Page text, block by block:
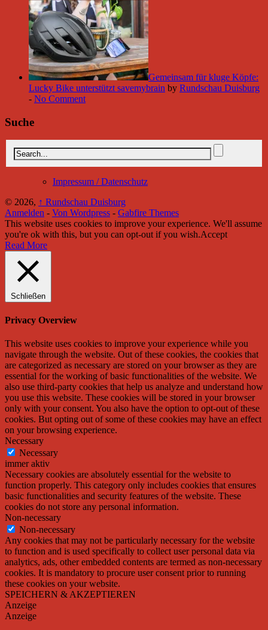
Gemeinsam für kluge Köpfe:
Lucky Bike unterstützt savemybrain by Rundschau Duisburg
- No Comment
Suche
Impressum / Datenschutz
© 2026, ↑ Rundschau Duisburg
Anmelden - Von Wordpress - Gabfire Themes
This website uses cookies to improve your experience. We'll assume
you're ok with this, but you can opt-out if you wish.Accept
Read More
Schließen
Privacy Overview
This website uses cookies to improve your experience while you
navigate through the website. Out of these cookies, the cookies that
are categorized as necessary are stored on your browser as they are
essential for the working of basic functionalities of the website. We
also use third-party cookies that help us analyze and understand how
you use this website. These cookies will be stored in your browser
only with your consent. You also have the option to opt-out of these
cookies. But opting out of some of these cookies may have an effect
on your browsing experience.
Necessary
Necessary
immer aktiv
Necessary cookies are absolutely essential for the website to
function properly. This category only includes cookies that ensures
basic functionalities and security features of the website. These
cookies do not store any personal information.
Non-necessary
Non-necessary
Any cookies that may not be particularly necessary for the website
to function and is used specifically to collect user personal data via
analytics, ads, other embedded contents are termed as non-necessary
cookies. It is mandatory to procure user consent prior to running
these cookies on your website.
SPEICHERN & AKZEPTIEREN
Anzeige
Anzeige